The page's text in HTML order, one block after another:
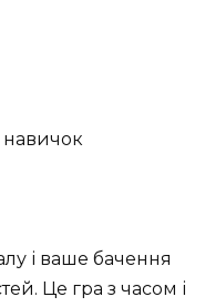
і ваше бачення
Це гра з часом і